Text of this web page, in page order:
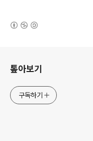
톺아보기
구독하기